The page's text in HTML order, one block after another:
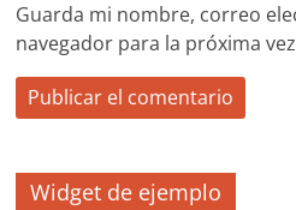
Guarda mi nombre, correo
navegador para la próxima
Widget de ejemplo